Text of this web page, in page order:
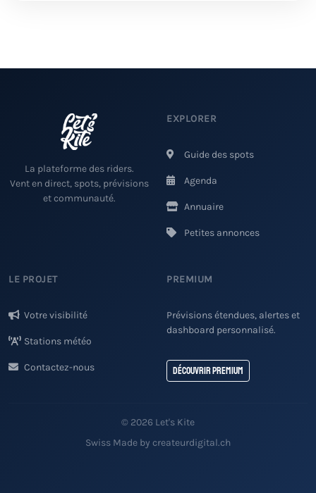
La plateforme des riders.
Vent en direct, spots, prévisions
et communauté.
EXPLORER
Guide des spots
Agenda
Annuaire
Petites annonces
LE PROJET
Votre visibilité
Stations météo
Contactez-nous
PREMIUM
Prévisions étendues, alertes et
dashboard personnalisé.
Découvrir Premium
© 2026 Let's Kite
Swiss Made by createurdigital.ch